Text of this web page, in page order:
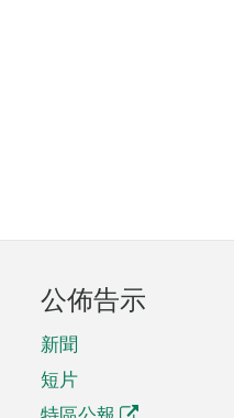
公佈告示
新聞
短片